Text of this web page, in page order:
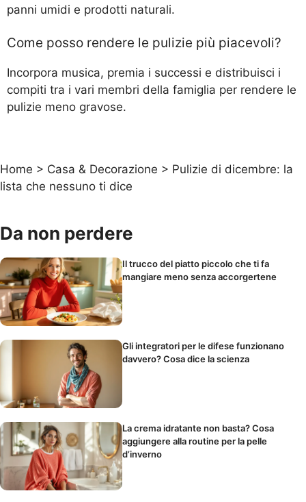
panni umidi e prodotti naturali.
Come posso rendere le pulizie più piacevoli?
Incorpora musica, premia i successi e distribuisci i
compiti tra i vari membri della famiglia per rendere le
pulizie meno gravose.
Home > Casa & Decorazione > Pulizie di dicembre: la
lista che nessuno ti dice
Da non perdere
Il trucco del piatto piccolo che ti fa
mangiare meno senza accorgertene
Gli integratori per le difese funzionano
davvero? Cosa dice la scienza
La crema idratante non basta? Cosa
aggiungere alla routine per la pelle
d’inverno